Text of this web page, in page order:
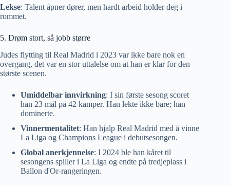
Lekse: Talent åpner dører, men hardt arbeid holder deg i
rommet.
5. Drøm stort, så jobb større
Judes flytting til Real Madrid i 2023 var ikke bare nok en
overgang, det var en stor uttalelse om at han er klar for den
største scenen.
Umiddelbar innvirkning: I sin første sesong scoret
han 23 mål på 42 kamper. Han lekte ikke bare; han
dominerte.
Vinnermentalitet: Han hjalp Real Madrid med å vinne
La Liga og Champions League i debutsesongen.
Global anerkjennelse: I 2024 ble han kåret til
sesongens spiller i La Liga og endte på tredjeplass i
Ballon d'Or-rangeringen.